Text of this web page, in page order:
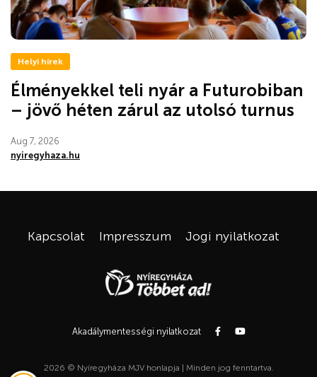
Helyi hírek
Élményekkel teli nyár a Futurobiban
– jövő héten zárul az utolsó turnus
Aug 7, 2026
nyiregyhaza.hu
Kapcsolat Impresszum Jogi nyilatkozat
Akadálymentességi nyilatkozat
2026 © Nyíregyháza MJV honlapja | Minden jog fenntartva.